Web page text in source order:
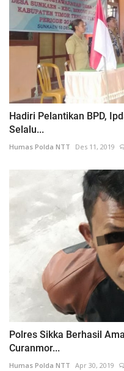
Hadiri Pelantikan BPD,
Selalu...
Humas Polda NTT Des 11, 2019
Polres Sikka Berhasil
Curanmor...
Humas Polda NTT Apr 30, 2019